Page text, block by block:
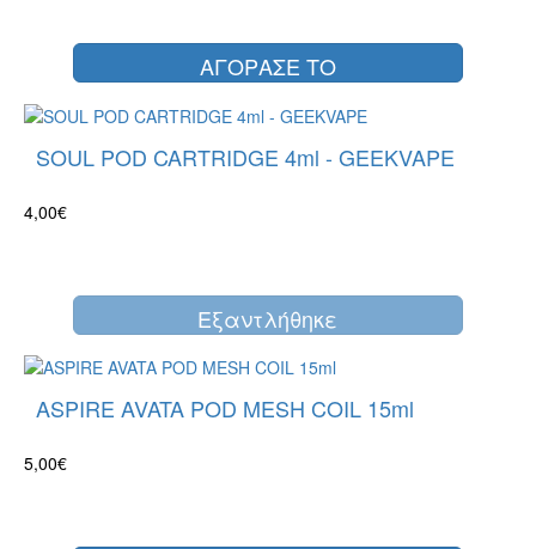
ΑΓΟΡΑΣΕ ΤΟ
SOUL POD CARTRIDGE 4ml - GEEKVAPE
4,00€
Eξαντλήθηκε
ASPIRE AVATA POD MESH COIL 15ml
5,00€